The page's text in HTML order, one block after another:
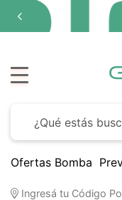
Ofertas Bomba
Ingresá tu Código